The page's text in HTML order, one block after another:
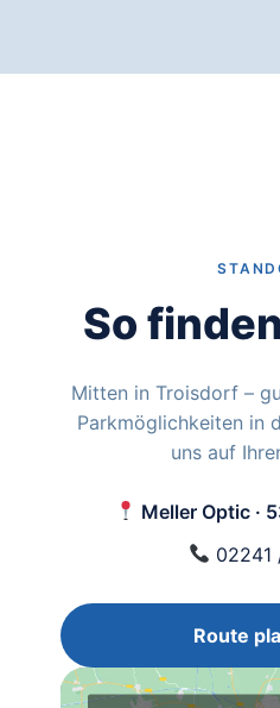
So
Mitten in Troisdorf –
Parkmöglichkeiten in
uns auf
Meller Optic ·
02241
Route